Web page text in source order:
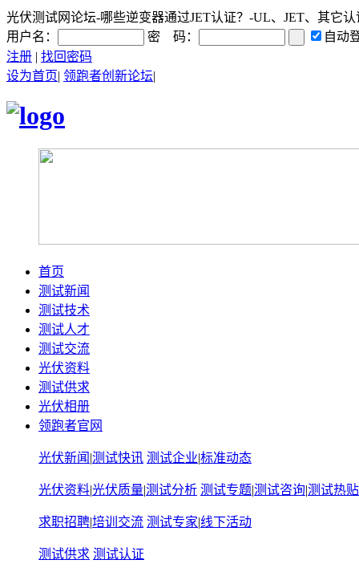
光伏测试网论坛-哪些逆变器通过JET认证？-UL、JET、其它
用户名：
密 码：
自动
注册 | 找回密码
设为首页| 领跑者创新论坛|
首页
测试新闻
测试技术
测试人才
测试交流
光伏资料
测试供求
光伏相册
领跑者官网
光伏新闻 |测试快讯 测试企业|标准动态
光伏资料|光伏质量|测试分析 测试专题|测试咨询|测试热贴
求职招聘|培训交流 测试专家|线下活动
测试供求 测试认证